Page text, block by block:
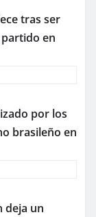
tras ser
en
por los
brasileño en
deja un